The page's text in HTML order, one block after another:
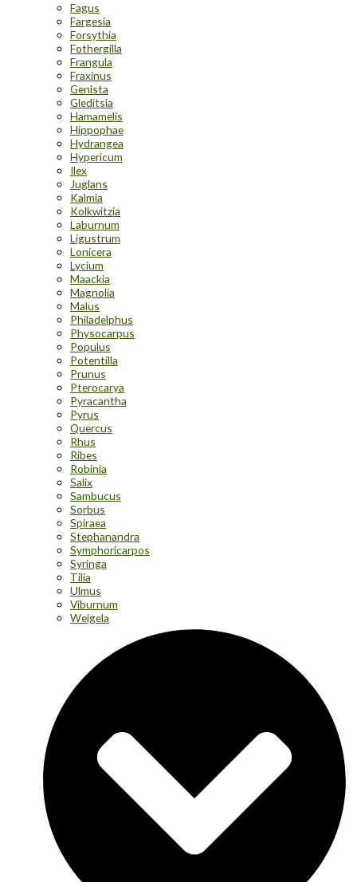
Fagus
Fargesia
Forsythia
Fothergilla
Frangula
Fraxinus
Genista
Gleditsia
Hamamelis
Hippophae
Hydrangea
Hypericum
Ilex
Juglans
Kalmia
Kolkwitzia
Laburnum
Ligustrum
Lonicera
Lycium
Maackia
Magnolia
Malus
Philadelphus
Physocarpus
Populus
Potentilla
Prunus
Pterocarya
Pyracantha
Pyrus
Quercus
Rhus
Ribes
Robinia
Salix
Sambucus
Sorbus
Spiraea
Stephanandra
Symphoricarpos
Syringa
Tilia
Ulmus
Viburnum
Weigela